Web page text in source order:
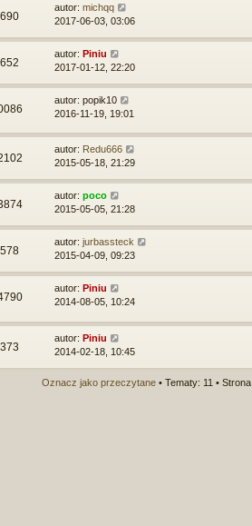
autor: michqq
2017-06-03, 03:06
autor: Piniu
2017-01-12, 22:20
autor: popik10
2016-11-19, 19:01
autor: Redu666
2015-05-18, 21:29
autor: poco
2015-05-05, 21:28
autor: jurbassteck
2015-04-09, 09:23
autor: Piniu
2014-08-05, 10:24
autor: Piniu
2014-02-18, 10:45
Oznacz jako przeczytane • Tematy: 11 • Strona